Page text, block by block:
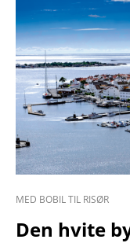
MED BOBIL TIL RISØR
Den hvite